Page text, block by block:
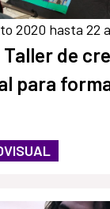
2020 hasta 22
Taller de
para